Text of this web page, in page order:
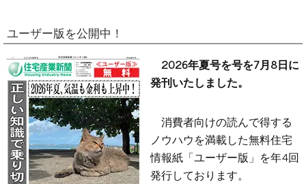
ユーザー版を公開中！
2026年夏号を号を7月8日に
発刊いたしました。
消費者向けの読んで得する
ノウハウを満載した無料住宅
情報紙「ユーザー版」を年4回
発行しております。